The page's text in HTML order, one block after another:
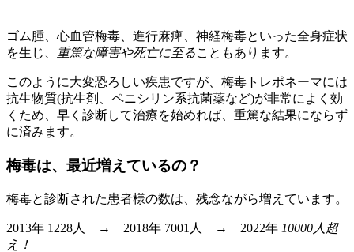
ゴム腫、心血管梅毒、進行麻痺、神経梅毒といった全身症状
を生じ、
重篤な障害や死亡に至ることもあります。
このように大変恐ろしい疾患ですが、梅毒トレポネーマには
抗生物質(抗生剤、ペニシリン系抗菌薬など)が非常によく効
くため、早く診断して治療を始めれば、重篤な結果にならず
に済みます。
梅毒は、最近増えているの？
梅毒と診断された患者様の数は、残念ながら増えています。
2013年 1228人 → 2018年 7001人 → 2022年 10000人超
え！